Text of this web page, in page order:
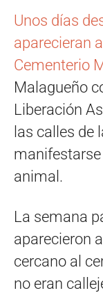
Unos días
aparecieran
Cementerio
Malagueño
Liberación
las calles de
animal.
La semana
aparecieron
cercano al
no eran